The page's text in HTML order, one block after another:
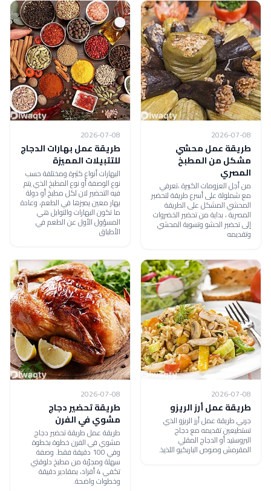
2026-07-08
طريقة عمل محشي
مشكل من المطبخ
المصري
من أجل العزومات الكبيرة ،تعرفي
مع شملولة على أسرع طريقة لتحضير
المحشي المشكل على الطريقة
المصرية ، بداية من تحضير الخضروات
إلى تحضير الحشو وتسوية المحشي
وتقديمه
2026-07-08
طريقة عمل بهارات الدجاج
للتتبيلات المميزة
البهارات أنواع كثيرة ومختلفة حسب
نوع الوصفة أو نوع المطبخ الذي يتم
فيه التحضير لان لكل مطبخ أو دولة
بهار معين يميزها في الطعم، وعادة
ما تكون البهارات والتوابل هي
المسؤول الأول عن الطعم في
الأطباق
2026-07-08
طريقة عمل أرز الريزو
جربي طريقة عمل أرز الريزو الذي
تستطيعين تقديمه مع دجاج
البروستيد أو الدجاج المقلي
المقرمش وصوص الباربكيو اللذيذ.
2026-07-08
طريقة تحضير دجاج
مشوي في الفرن
طريقة عمل طريقة تحضير دجاج
مشوي في الفرن خطوة بخطوة
وفي 100 دقيقة فقط. وصفة
سهلة ومجرّبة من مطبخ دلوقتي
تكفي 4 أفراد، بمقادير دقيقة
وخطوات واضحة.